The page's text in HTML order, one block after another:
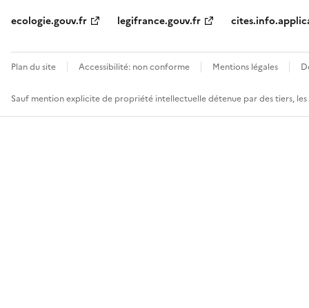
ecologie.gouv.fr
legifrance.gouv.fr
Plan du site Accessibilité: non conforme Mentions légales
Sauf mention explicite de propriété intellectuelle détenue par des tiers,